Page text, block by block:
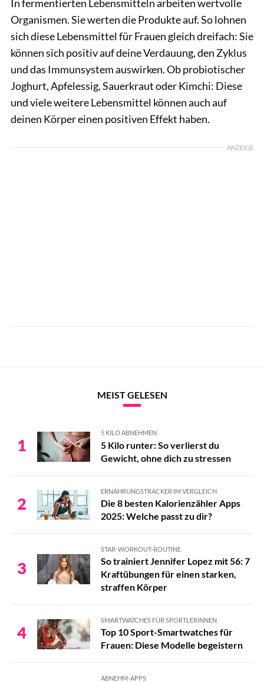
In fermentierten Lebensmitteln arbeiten wertvolle
Organismen. Sie werten die Produkte auf. So lohnen
sich diese Lebensmittel für Frauen gleich dreifach: Sie
können sich positiv auf deine Verdauung, den Zyklus
und das Immunsystem auswirken. Ob probiotischer
Joghurt, Apfelessig, Sauerkraut oder Kimchi: Diese
und viele weitere Lebensmittel können auch auf
deinen Körper einen positiven Effekt haben.
ANZEIGE
MEIST GELESEN
1
5 KILO ABNEHMEN
5 Kilo runter: So verlierst du
Gewicht, ohne dich zu stressen
2
ERNÄHRUNGSTRACKER IM VERGLEICH
Die 8 besten Kalorienzähler Apps
2025: Welche passt zu dir?
3
STAR-WORKOUT-ROUTINE
So trainiert Jennifer Lopez mit 56: 7
Kraftübungen für einen starken,
straffen Körper
4
SMARTWATCHES FÜR SPORTLERINNEN
Top 10 Sport-Smartwatches für
Frauen: Diese Modelle begeistern
ABNEHM-APPS